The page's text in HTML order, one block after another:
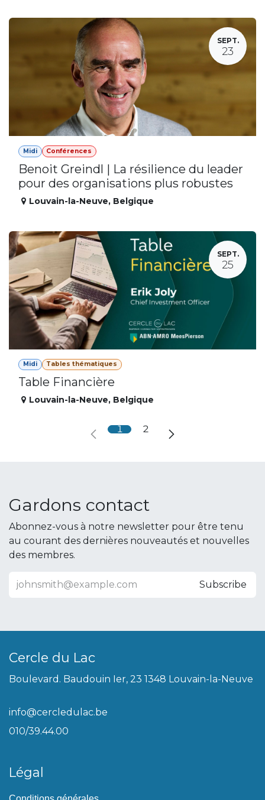
SEPT.
23
Midi Conférences
Benoit Greindl | La résilience du leader
pour des organisations plus robustes
Louvain-la-Neuve, Belgique
SEPT.
25
Midi Tables thématiques
Table Financière
Louvain-la-Neuve, Belgique
1 2
Gardons contact
Abonnez-vous à notre newsletter pour être tenu
au courant des dernières nouveautés et nouvelles
des membres.
Subscribe
Cercle du Lac
Boulevard. Baudouin Ier, 23 1348 Louvain-la-Neuve
info@cercledulac.be
010/39.44.00
Légal